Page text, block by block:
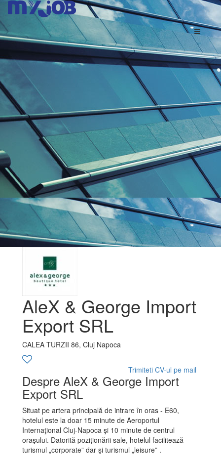
AleX & George Import
Export SRL
CALEA TURZII 86, Cluj Napoca
Trimiteti CV-ul pe mail
Despre AleX & George Import
Export SRL
Situat pe artera principală de intrare în oras - E60,
hotelul este la doar 15 minute de Aeroportul
Internaţional Cluj-Napoca şi 10 minute de centrul
oraşului. Datorită poziţionării sale, hotelul facilitează
turismul „corporate” dar şi turismul „leisure” .